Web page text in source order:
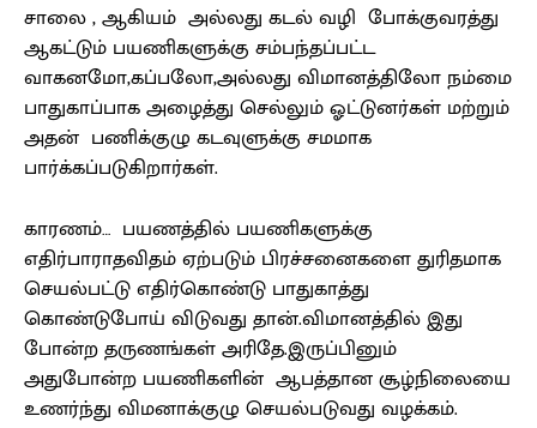
சாலை , ஆகியம் அல்லது கடல் வழி போக்குவரத்து
ஆகட்டும் பயணிகளுக்கு சம்பந்தப்பட்ட
வாகனமோ,கப்பலோ,அல்லது விமானத்திலோ நம்மை
பாதுகாப்பாக அழைத்து செல்லும் ஓட்டுனர்கள் மற்றும்
அதன் பணிக்குழு கடவுளுக்கு சமமாக
பார்க்கப்படுகிறார்கள்.
காரணம்… பயணத்தில் பயணிகளுக்கு
எதிர்பாராதவிதம் ஏற்படும் பிரச்சனைகளை துரிதமாக
செயல்பட்டு எதிர்கொண்டு பாதுகாத்து
கொண்டுபோய் விடுவது தான்.விமானத்தில் இது
போன்ற தருணங்கள் அரிதே.இருப்பினும்
அதுபோன்ற பயணிகளின் ஆபத்தான சூழ்நிலையை
உணர்ந்து விமனாக்குழு செயல்படுவது வழக்கம்.